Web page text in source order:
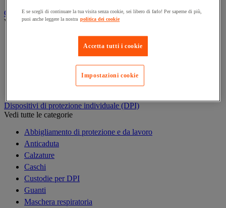
Cassaforte, armadio e cassetta portachiavi
Vedi tutte le categorie
Accessori per casseforti, armadi e cassette portachiavi
Armadio di sicurezza
Cassetta portachiavi
Dispositivi di protezione individuale (DPI)
Vedi tutte le categorie
Abbigliamento di protezione e da lavoro
Anticaduta
Calzature
Caschi
Custodie per DPI
Guanti
Maschera respiratoria
E se scegli di continuare la tua visita senza cookie, sei libero di farlo! Per saperne di più,
puoi anche leggere la nostra politica dei cookie
Accetta tutti i cookie
Impostazioni cookie